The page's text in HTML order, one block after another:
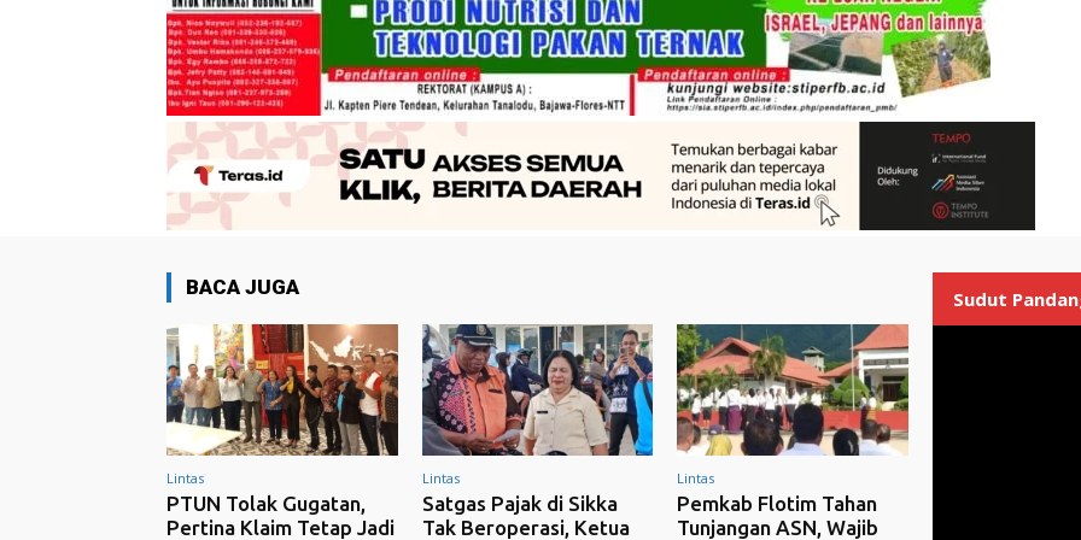
BACA JUGA
Lintas
PTUN Tolak Gugatan,
Pertina Klaim Tetap Jadi
Lintas
Satgas Pajak di Sikka
Tak Beroperasi, Ketua
Lintas
Pemkab Flotim Tahan
Tunjangan ASN, Wajib
Sudut